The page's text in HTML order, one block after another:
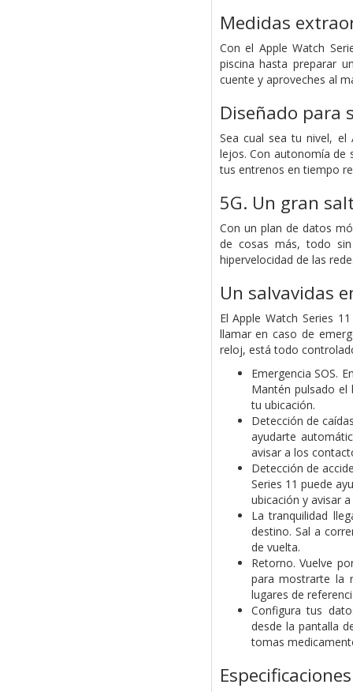
Medidas
Con el Apple Watch
piscina hasta preparar
cuente y aproveches al
Diseñado para
Sea cual sea tu nivel, el
lejos. Con autonomía de
tus entrenos en tiempo
5G. Un gran
Con un plan de datos
de cosas más, todo
hipervelocidad de las
Un salvavidas
El Apple Watch Series
llamar en caso de
reloj, está todo
Emergencia SOS.
Mantén pulsado
tu ubicación.
Detección de
ayudarte
avisar a los
Detección de
Series 11 puede
ubicación y avisar
La tranquilidad
destino. Sal a
de vuelta.
Retorno. Vuelve
para mostrarte la
lugares de
Configura tus
desde la pantalla
tomas
Especificaciones